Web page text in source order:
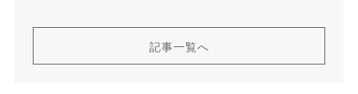
記事一覧へ